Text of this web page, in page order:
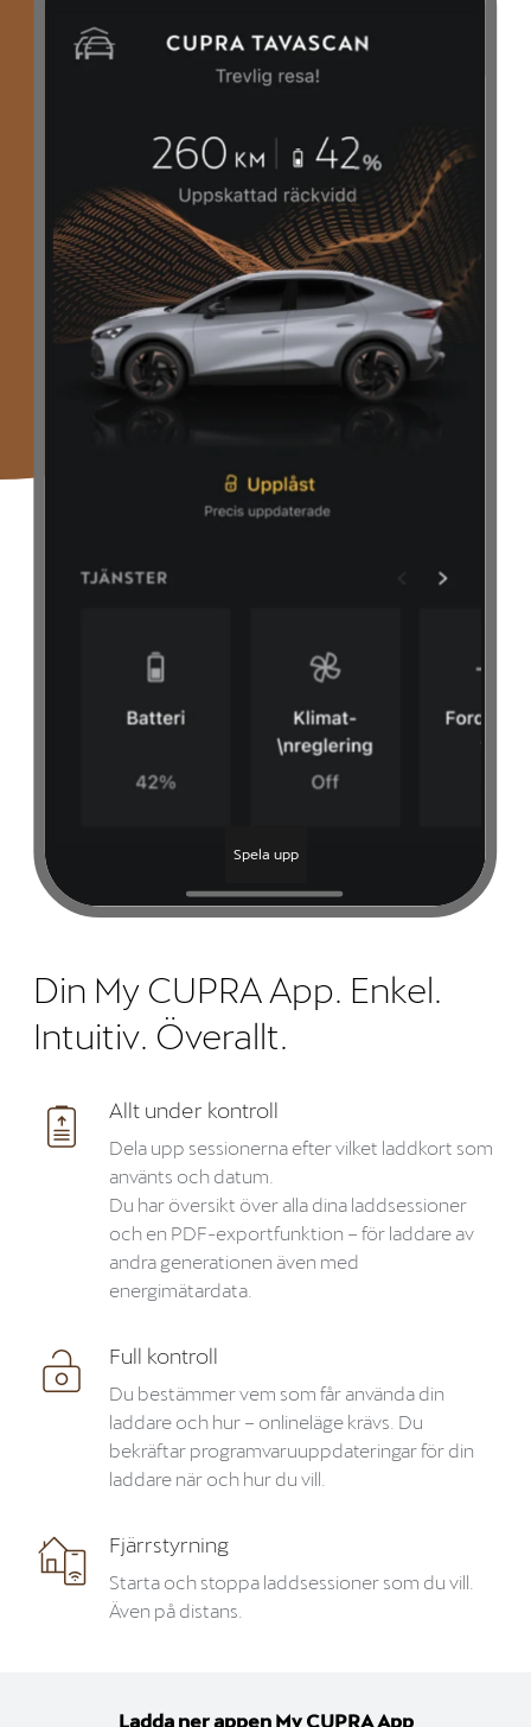
Spela upp
Din My CUPRA App. Enkel.
Intuitiv. Överallt.
Allt under kontroll
Dela upp sessionerna efter vilket laddkort som
använts och datum.
Du har översikt över alla dina laddsessioner
och en PDF-exportfunktion – för laddare av
andra generationen även med
energimätardata.
Full kontroll
Du bestämmer vem som får använda din
laddare och hur – onlineläge krävs. Du
bekräftar programvaruuppdateringar för din
laddare när och hur du vill.
Fjärrstyrning
Starta och stoppa laddsessioner som du vill.
Även på distans.
Ladda ner appen My CUPRA App